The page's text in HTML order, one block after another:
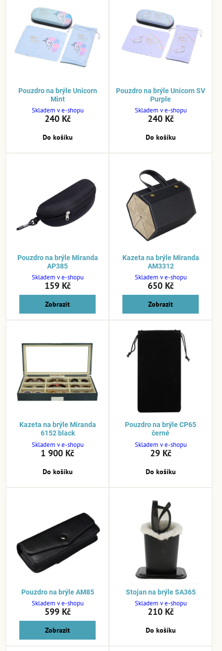
Pouzdro na brýle Unicorn
Mint
Skladem v e-shopu
240 Kč
Do košíku
Pouzdro na brýle Unicorn SV
Purple
Skladem v e-shopu
240 Kč
Do košíku
Pouzdro na brýle Miranda
AP385
Skladem v e-shopu
159 Kč
Zobrazit
Kazeta na brýle Miranda
AM3312
Skladem v e-shopu
650 Kč
Zobrazit
Kazeta na brýle Miranda
6152 black
Skladem v e-shopu
1 900 Kč
Do košíku
Pouzdro na brýle CP65
černé
Skladem v e-shopu
29 Kč
Do košíku
Pouzdro na brýle AM85
Skladem v e-shopu
599 Kč
Zobrazit
Stojan na brýle SA365
Skladem v e-shopu
210 Kč
Do košíku